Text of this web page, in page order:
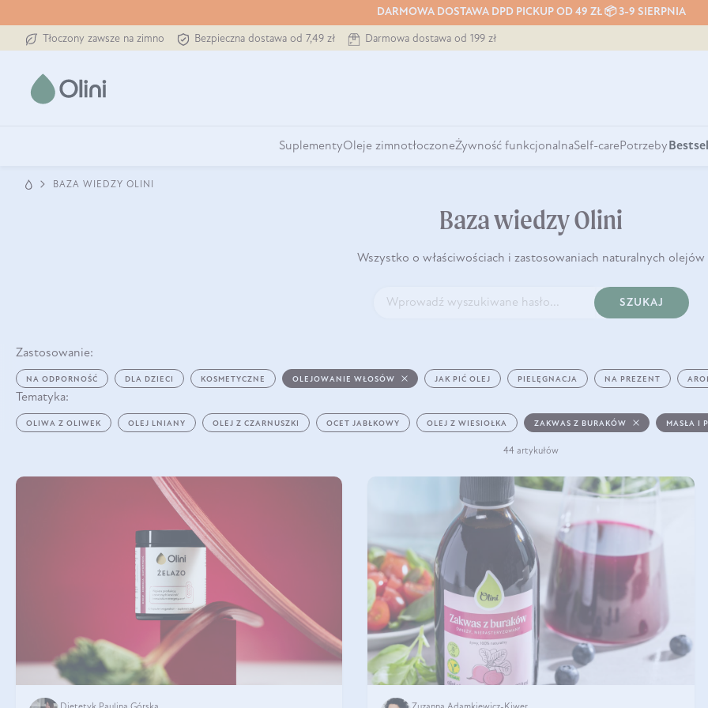
DARMOWA DOSTAWA DPD PICKUP OD 49 ZŁ 📦 3-9 SIERPNIA
Tłoczony zawsze na zimno Bezpieczna dostawa od 7,49 zł Darmowa dostawa od 199 zł
SuplementyOleje zimnotłoczoneŻywność funkcjonalnaSelf-carePotrzeby
BAZA WIEDZY OLINI
Baza wiedzy Olini
Wszystko o właściwościach i zastosowaniach naturalnych olejów
SZUKAJ
Zastosowanie:
NA ODPORNOŚĆ DLA DZIECI KOSMETYCZNE OLEJOWANIE WŁOSÓW JAK PIĆ OLEJ PIELĘGNACJA NA PREZENT
Tematyka:
OLIWA Z OLIWEK OLEJ LNIANY OLEJ Z CZARNUSZKI OCET JABŁKOWY OLEJ Z WIESIOŁKA ZAKWAS Z BURAKÓW MASŁA I
44 artykułów